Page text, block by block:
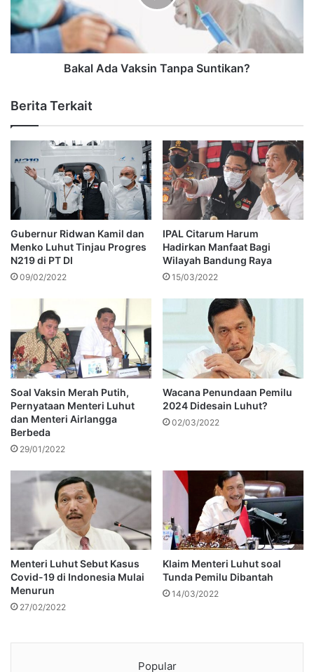
Bakal Ada Vaksin Tanpa Suntikan?
Berita Terkait
Gubernur Ridwan Kamil dan
Menko Luhut Tinjau Progres
N219 di PT DI
09/02/2022
IPAL Citarum Harum
Hadirkan Manfaat Bagi
Wilayah Bandung Raya
15/03/2022
Soal Vaksin Merah Putih,
Pernyataan Menteri Luhut
dan Menteri Airlangga
Berbeda
29/01/2022
Wacana Penundaan Pemilu
2024 Didesain Luhut?
02/03/2022
Menteri Luhut Sebut Kasus
Covid-19 di Indonesia Mulai
Menurun
27/02/2022
Klaim Menteri Luhut soal
Tunda Pemilu Dibantah
14/03/2022
Popular